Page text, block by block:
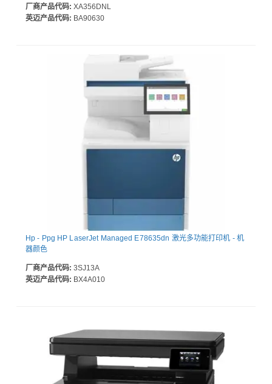
厂商产品代码: XA356DNL
英迈产品代码: BA90630
Hp - Ppg HP LaserJet Managed E78635dn 激光多功能打印机 - 机
器颜色
厂商产品代码: 3SJ13A
英迈产品代码: BX4A010